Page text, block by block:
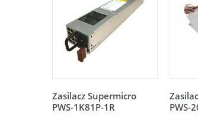
Zasilacz Supermicro
PWS-1K81P-1R
PWS-